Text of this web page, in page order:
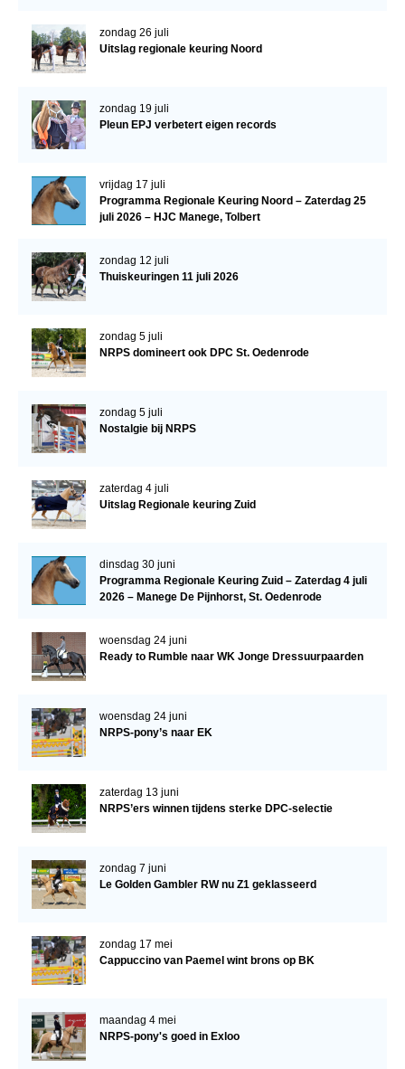
Predicaten
WBSFH
Dekhengsten
Zoek een hengst
HENGSTEN ONLINE
Informatie Hengstenkeuring
Verrichtingsonderzoek NRPS
Verrichtingsonderzoek 2024-2025
Verrichtingsonderzoek 2022-2023
Verrichtingsonderzoek 2021-2022
Verrichtingsonderzoek 2019-2020
Sport
Paard te koop
Inloggen
REGIO'S
Bestuur Regio Noord
Regio Midden
Bestuur Regio Midden
Regio West
Regio Zuid
Word vrijiwilliger
KALENDER
zondag 26 juli
Uitslag regionale keuring Noord
zondag 19 juli
Pleun EPJ verbetert eigen records
vrijdag 17 juli
Programma Regionale Keuring Noord – Zaterdag 25
juli 2026 – HJC Manege, Tolbert
zondag 12 juli
Thuiskeuringen 11 juli 2026
zondag 5 juli
NRPS domineert ook DPC St. Oedenrode
zondag 5 juli
Nostalgie bij NRPS
zaterdag 4 juli
Uitslag Regionale keuring Zuid
dinsdag 30 juni
Programma Regionale Keuring Zuid – Zaterdag 4 juli
2026 – Manege De Pijnhorst, St. Oedenrode
woensdag 24 juni
Ready to Rumble naar WK Jonge Dressuurpaarden
woensdag 24 juni
NRPS-pony’s naar EK
zaterdag 13 juni
NRPS’ers winnen tijdens sterke DPC-selectie
zondag 7 juni
Le Golden Gambler RW nu Z1 geklasseerd
zondag 17 mei
Cappuccino van Paemel wint brons op BK
maandag 4 mei
NRPS-pony's goed in Exloo